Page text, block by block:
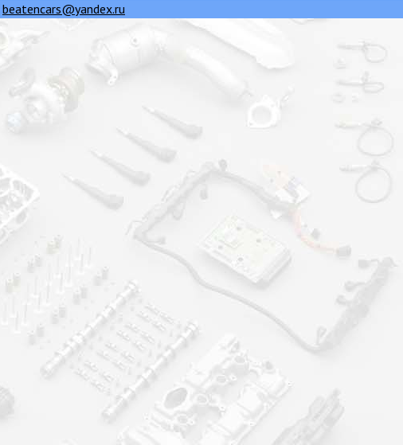
beatencars@yandex.ru